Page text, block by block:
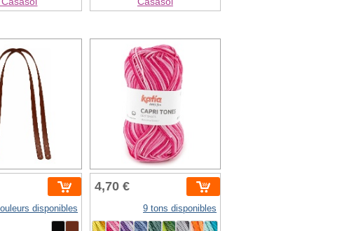
disponibles
4,70 €
9 tons disponibles